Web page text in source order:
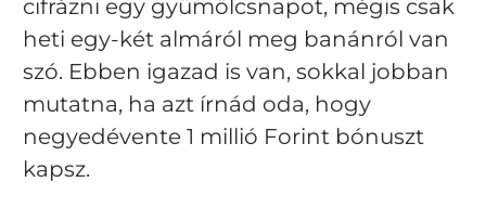
cifrázni egy gyümölcsnapot, mégis csak
heti egy-két almáról meg banánról van
szó. Ebben igazad is van, sokkal jobban
mutatna, ha azt írnád oda, hogy
negyedévente 1 millió Forint bónuszt
kapsz.